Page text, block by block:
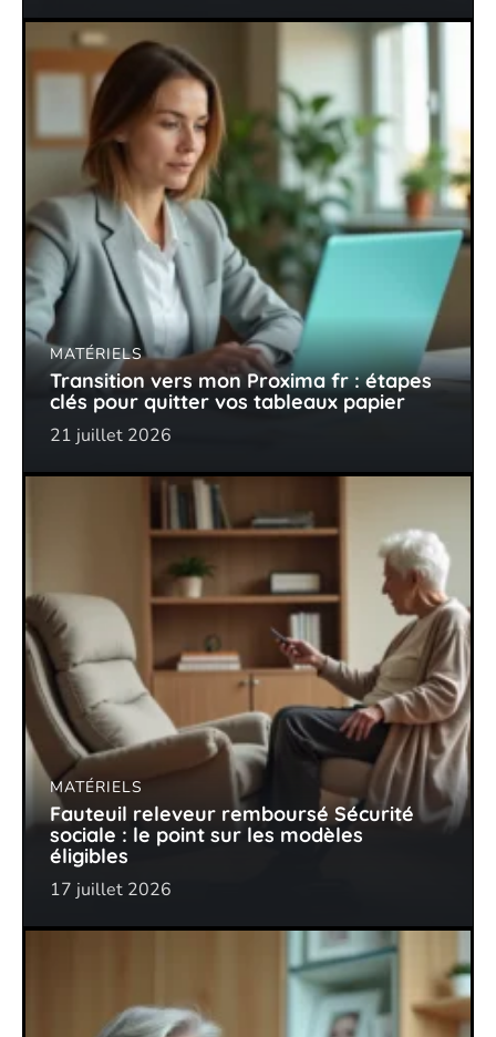
MATÉRIELS
Transition vers mon Proxima fr : étapes
clés pour quitter vos tableaux papier
21 juillet 2026
MATÉRIELS
Fauteuil releveur remboursé Sécurité
sociale : le point sur les modèles
éligibles
17 juillet 2026